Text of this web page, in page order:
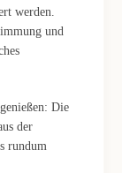
werden.
und
Die
der
rundum